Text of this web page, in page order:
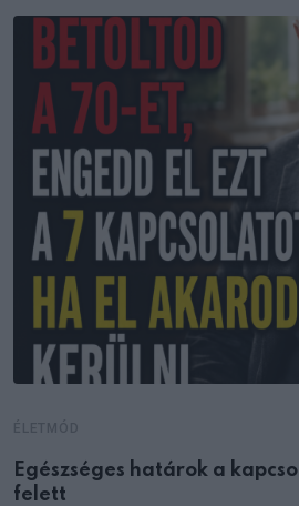
Egészséges határok a
felett